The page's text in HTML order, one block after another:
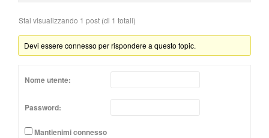
Stai visualizzando 1 post (di 1 totali)
Devi essere connesso per rispondere a questo topic.
Nome utente:
Password:
Mantienimi connesso